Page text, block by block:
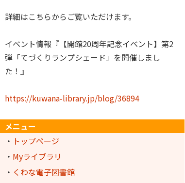
詳細はこちらからご覧いただけます。
イベント情報『【開館20周年記念イベント】第2
弾「てづくりランプシェード」を開催しまし
た！』
https://kuwana-library.jp/blog/36894
メニュー
・ トップページ
・ Myライブラリ
・ くわな電子図書館